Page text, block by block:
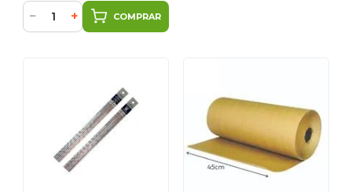
− + COMPRAR